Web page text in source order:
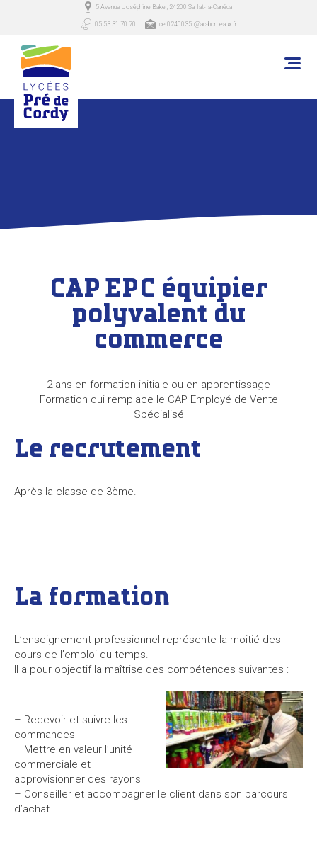
5 Avenue Joséphine Baker, 24200 Sarlat-la-Canéda
05 53 31 70 70 ce.0240035h@ac-bordeaux.fr
CAP EPC équipier
polyvalent du
commerce
2 ans en formation initiale ou en apprentissage
Formation qui remplace le CAP Employé de Vente
Spécialisé
Le recrutement
Après la classe de 3ème.
La formation
L’enseignement professionnel représente la moitié des
cours de l’emploi du temps.
Il a pour objectif la maîtrise des compétences suivantes :
– Recevoir et suivre les
commandes
– Mettre en valeur l’unité
commerciale et
approvisionner des rayons
– Conseiller et accompagner le client dans son parcours
d’achat